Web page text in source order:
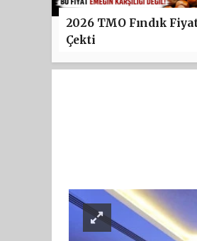
2026 TMO Fındık
Çekti